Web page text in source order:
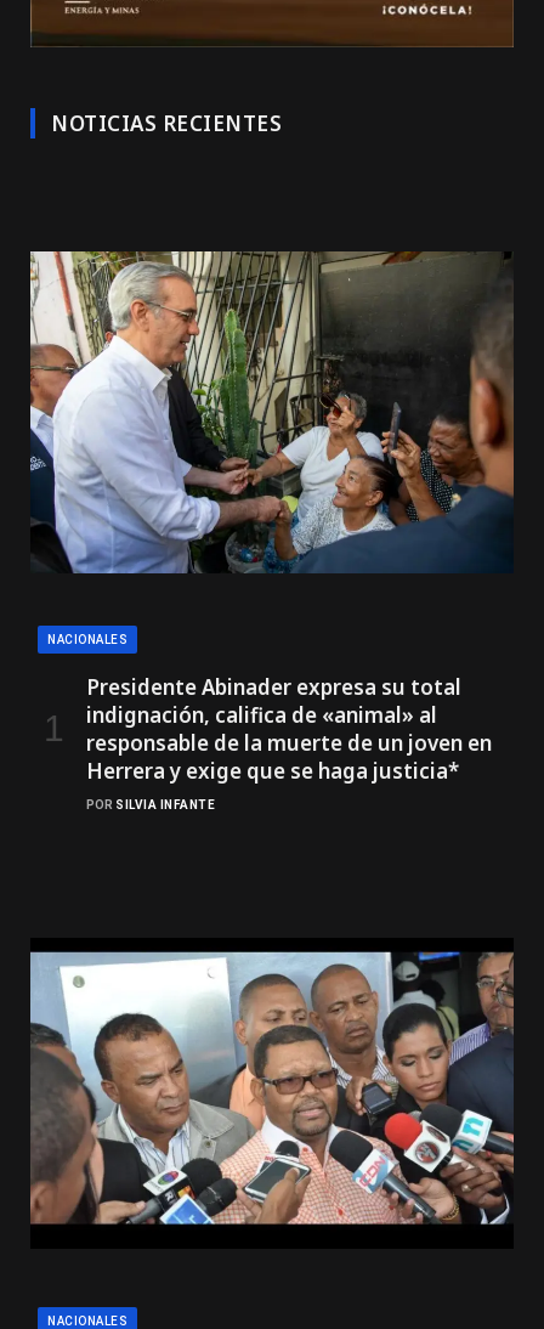
NOTICIAS RECIENTES
NACIONALES
Presidente Abinader expresa su total
indignación, califica de «animal» al
responsable de la muerte de un joven en
Herrera y exige que se haga justicia*
POR SILVIA INFANTE
NACIONALES